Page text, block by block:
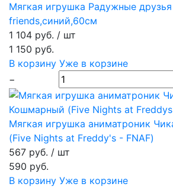
Мягкая игрушка Радужные
friends,синий,60см
1 104 руб. / шт
1 150 руб.
В корзину Уже в корзине
−
Мягкая игрушка аниматроник
(Five Nights at Freddy's - FNAF)
567 руб. / шт
590 руб.
В корзину Уже в корзине